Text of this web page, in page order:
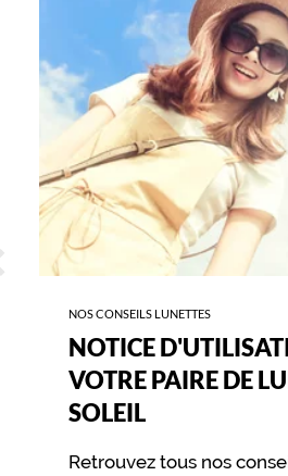
NOS CONSEILS LUNETTES
NOTICE
VOTRE PAIRE DE
SOLEIL
Retrouvez tous nos
LUNETTES
DE
SOLEIL